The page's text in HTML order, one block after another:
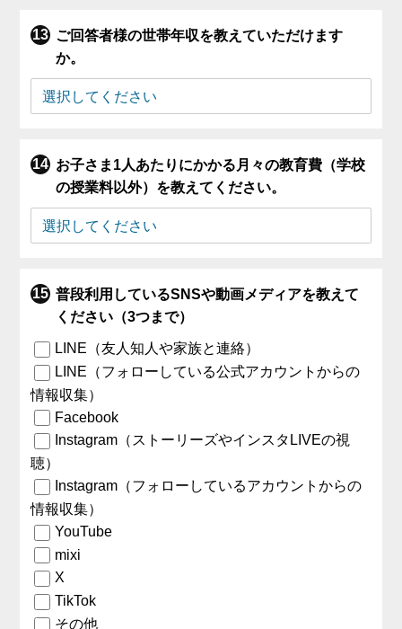
ご回答者様の世帯年収を教えていただけます
か。
お子さま1人あたりにかかる月々の教育費（学校
の授業料以外）を教えてください。
普段利用しているSNSや動画メディアを教えて
ください（3つまで）
LINE（友人知人や家族と連絡）
LINE（フォローしている公式アカウントからの
情報収集）
Facebook
Instagram（ストーリーズやインスタLIVEの視
聴）
Instagram（フォローしているアカウントからの
情報収集）
YouTube
mixi
X
TikTok
その他